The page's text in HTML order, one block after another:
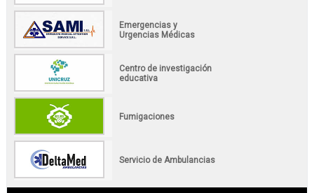
Emergencias y
Urgencias Médicas
Centro de investigación
educativa
Fumigaciones
Servicio de Ambulancias